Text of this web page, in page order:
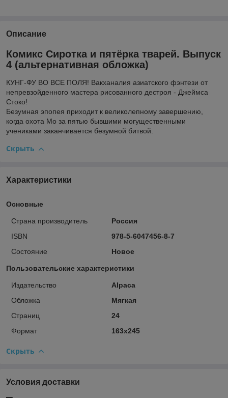
Описание
Комикс Сиротка и пятёрка тварей. Выпуск
4 (альтернативная обложка)
КУНГ-ФУ ВО ВСЕ ПОЛЯ! Вакханалия азиатского фэнтези от
непревзойденного мастера рисованного дестроя - Джеймса
Стоко!
Безумная эпопея приходит к великолепному завершению,
когда охота Мо за пятью бывшими могущественными
учениками заканчивается безумной битвой.
Скрыть
Характеристики
Основные
Страна производитель
Россия
ISBN
978-5-6047456-8-7
Состояние
Новое
Пользовательские характеристики
Издательство
Alpaca
Обложка
Мягкая
Страниц
24
Формат
163х245
Скрыть
Условия доставки